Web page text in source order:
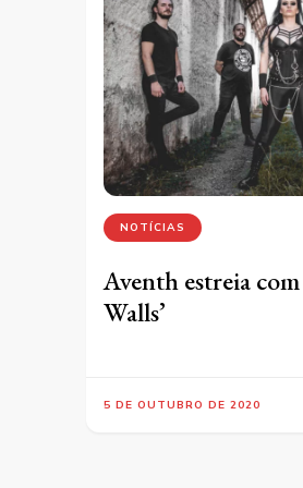
NOTÍCIAS
Aventh estreia
Walls’
5 DE OUTUBRO DE 2020